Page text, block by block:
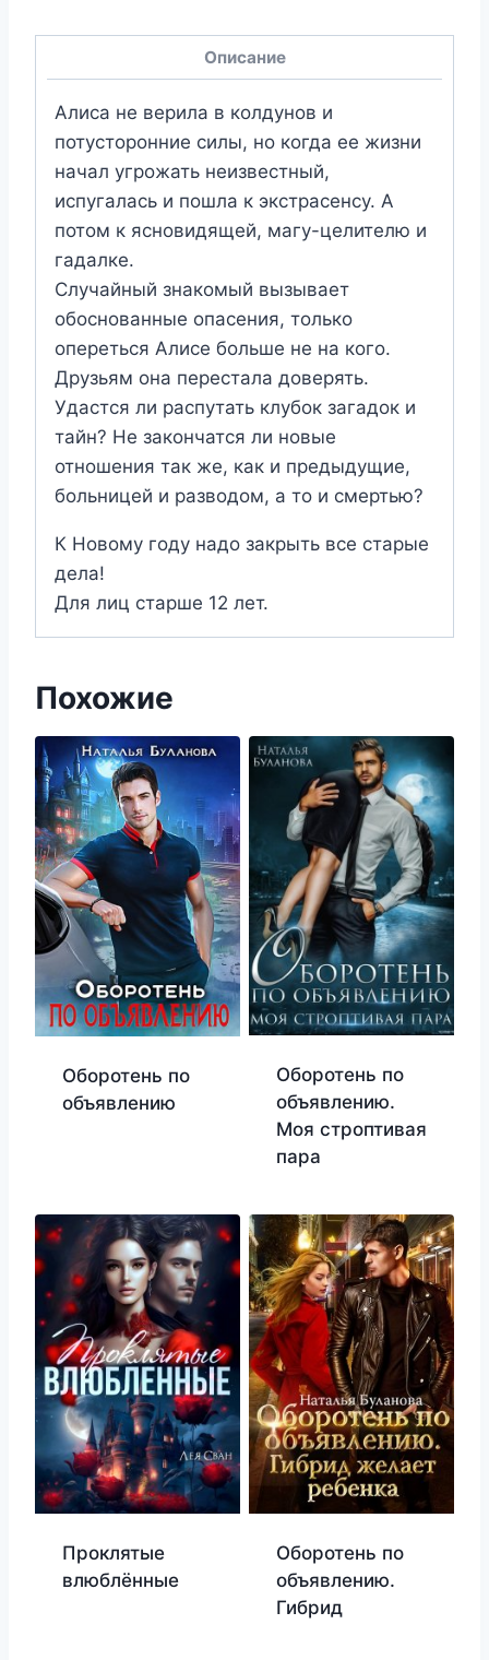
Описание
Алиса не верила в колдунов и
потусторонние силы, но когда ее жизни
начал угрожать неизвестный,
испугалась и пошла к экстрасенсу. А
потом к ясновидящей, магу-целителю и
гадалке.
Случайный знакомый вызывает
обоснованные опасения, только
опереться Алисе больше не на кого.
Друзьям она перестала доверять.
Удастся ли распутать клубок загадок и
тайн? Не закончатся ли новые
отношения так же, как и предыдущие,
больницей и разводом, а то и смертью?
К Новому году надо закрыть все старые
дела!
Для лиц старше 12 лет.
Похожие
Оборотень по
объявлению
Оборотень по
объявлению.
Моя строптивая
пара
Проклятые
влюблённые
Оборотень по
объявлению.
Гибрид